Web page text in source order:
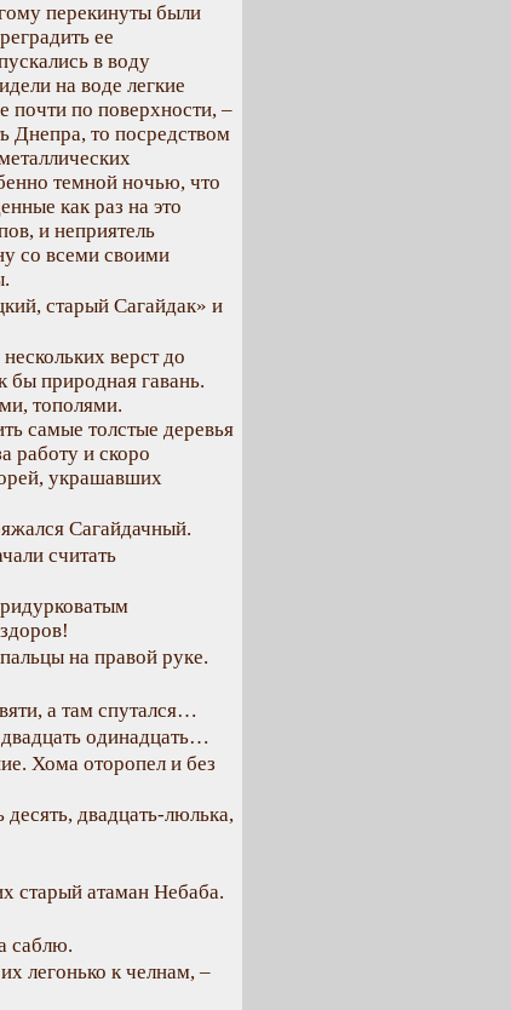
перекинуты были
ее
в воду
на воде легкие
почти по поверхности, –
Днепра, то посредством
темной ночью, что
как раз на это
и неприятель
со всеми своими
старый Сагайдак» и
верст до
бы природная гавань.
тополями.
самые толстые деревья
работу и скоро
украшавших
Сагайдачный.
считать
на правой руке.
а там спутался…
одинадцать…
Хома оторопел и без
двадцать-люлька,
старый атаман Небаба.
саблю.
легонько к челнам, –